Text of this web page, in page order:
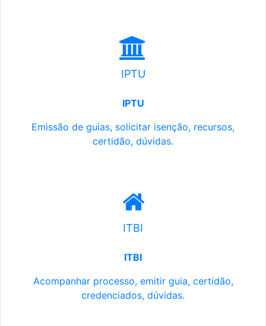
IPTU
IPTU
Emissão de guias, solicitar isenção, recursos,
certidão, dúvidas.
ITBI
ITBI
Acompanhar processo, emitir guia, certidão,
credenciados, dúvidas.